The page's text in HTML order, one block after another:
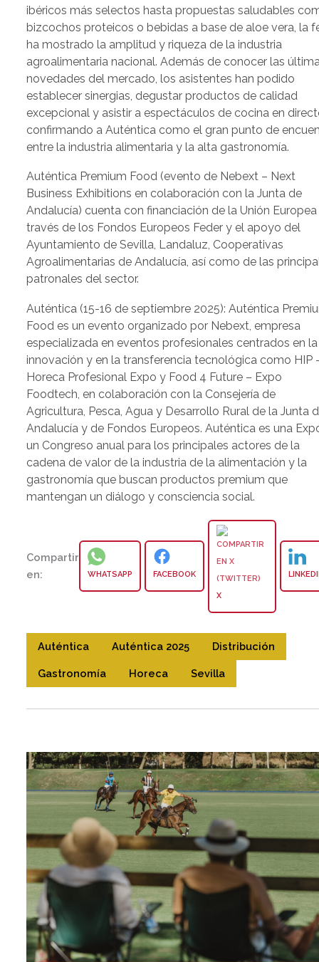
ibéricos más selectos hasta propuestas saludables
bizcochos proteicos o bebidas a base de aloe vera, la
ha mostrado la amplitud y riqueza de la industria
agroalimentaria nacional. Además de conocer las
novedades del mercado, los asistentes han podido
establecer sinergias, degustar productos de calidad
excepcional y asistir a espectáculos de cocina en
confirmando a Auténtica como el gran punto de
entre la industria alimentaria y la alta gastronomía.
Auténtica Premium Food (evento de Nebext – Next
Business Exhibitions en colaboración con la Junta de
Andalucía) cuenta con financiación de la Unión Europea
través de los Fondos Europeos Feder y el apoyo del
Ayuntamiento de Sevilla, Landaluz, Cooperativas
Agroalimentarias de Andalucía, así como de las
patronales del sector.
Auténtica (15-16 de septiembre 2025): Auténtica
Food es un evento organizado por Nebext, empresa
especializada en eventos profesionales centrados en la
innovación y en la transferencia tecnológica como HIP
Horeca Profesional Expo y Food 4 Future – Expo
Foodtech, en colaboración con la Consejería de
Agricultura, Pesca, Agua y Desarrollo Rural de la Junta
Andalucía y de Fondos Europeos. Auténtica es una
un Congreso anual para los principales actores de la
cadena de valor de la industria de la alimentación y la
gastronomía que buscan productos premium que
mantengan un diálogo y consciencia social.
Compartir
en:
WHATSAPP FACEBOOK
X
Auténtica Auténtica 2025 Distribución
Gastronomía Horeca Sevilla